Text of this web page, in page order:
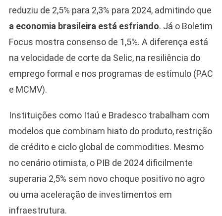
reduziu de 2,5% para 2,3% para 2024, admitindo que
a economia brasileira está esfriando. Já o Boletim
Focus mostra consenso de 1,5%. A diferença está
na velocidade de corte da Selic, na resiliência do
emprego formal e nos programas de estímulo (PAC
e MCMV).
Instituições como Itaú e Bradesco trabalham com
modelos que combinam hiato do produto, restrição
de crédito e ciclo global de commodities. Mesmo
no cenário otimista, o PIB de 2024 dificilmente
superaria 2,5% sem novo choque positivo no agro
ou uma aceleração de investimentos em
infraestrutura.